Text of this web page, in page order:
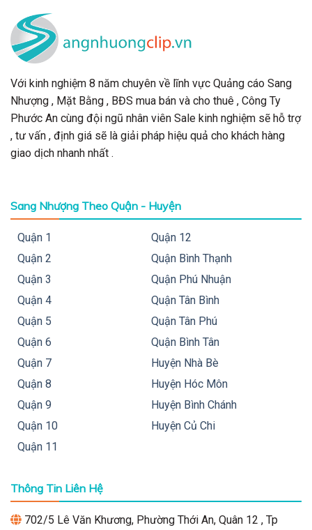
Với kinh nghiệm 8 năm chuyên về lĩnh vực Quảng cáo Sang
Nhượng , Mặt Bằng , BĐS mua bán và cho thuê , Công Ty
Phước An cùng đội ngũ nhân viên Sale kinh nghiệm sẽ hỗ trợ
, tư vấn , định giá sẽ là giải pháp hiệu quả cho khách hàng
giao dịch nhanh nhất .
Sang Nhượng Theo Quận - Huyện
Quận 1
Quận 2
Quận 3
Quận 4
Quận 5
Quận 6
Quận 7
Quận 8
Quận 9
Quận 10
Quận 11
Quận 12
Quận Bình Thạnh
Quận Phú Nhuận
Quận Tân Bình
Quận Tân Phú
Quận Bình Tân
Huyện Nhà Bè
Huyện Hóc Môn
Huyện Bình Chánh
Huyện Củ Chi
Thông Tin Liên Hệ
702/5 Lê Văn Khương, Phường Thới An, Quân 12 , Tp